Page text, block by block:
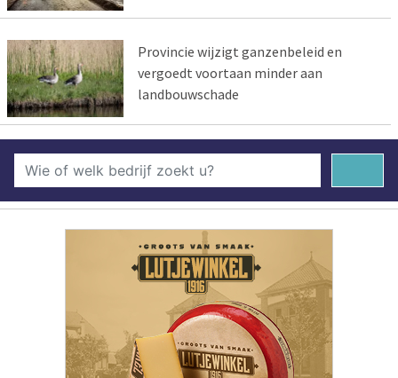
Provincie wijzigt ganzenbeleid en
vergoedt voortaan minder aan
landbouwschade